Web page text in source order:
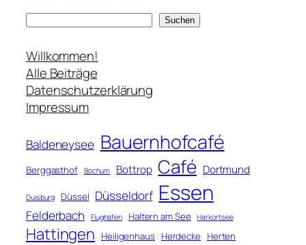
c
h
e
n
Suchen
Willkommen!
Alle Beiträge
Datenschutzerklärung
Impressum
Baldeneysee Bauernhofcafé
Berggasthof Bochum Bottrop Café Dortmund
Duisburg Düssel Düsseldorf Essen
Felderbach Flughafen Haltern am See Harkortsee
Hattingen Heiligenhaus Herdecke Herten